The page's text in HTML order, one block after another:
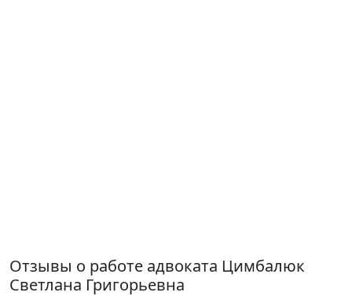
Отзывы о работе адвоката Цимбалюк
Светлана Григорьевна